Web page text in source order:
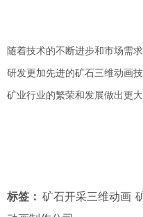
随着技术的不断进步和市场需
研发更加先进的矿石三维动画
矿业行业的繁荣和发展做出更大
标签： 矿石开采三维动画